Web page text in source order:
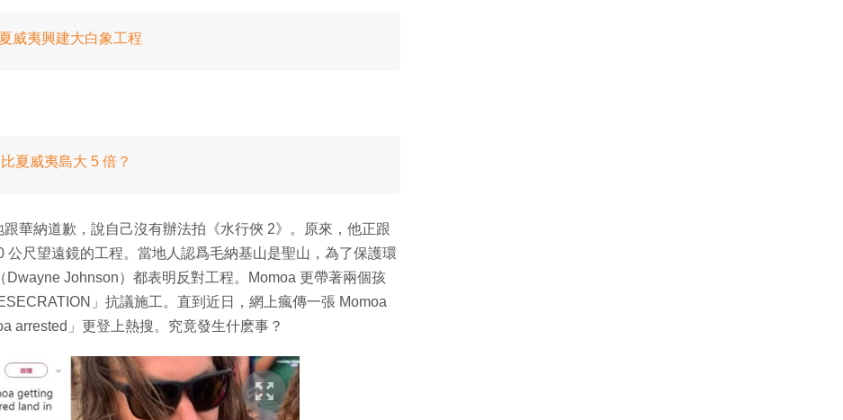
威夷興建大白象工程
夏威夷島大 5 倍？
華納道歉，說自己沒有辦法拍《水行俠 2》。原來，他正跟
尺望遠鏡的工程。當地人認爲毛納基山是聖山，為了保護環
Johnson）都表明反對工程。Momoa 更帶著兩個孩
」抗議施工。直到近日，網上瘋傳一張 Momoa
arrested」更登上熱搜。究竟發生什麽事？